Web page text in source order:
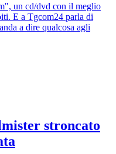
un cd/dvd con il meglio
E a Tgcom24 parla di
a dire qualcosa agli
stroncato